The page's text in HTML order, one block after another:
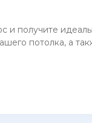
и получите
потолка, а